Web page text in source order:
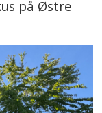
på Østre